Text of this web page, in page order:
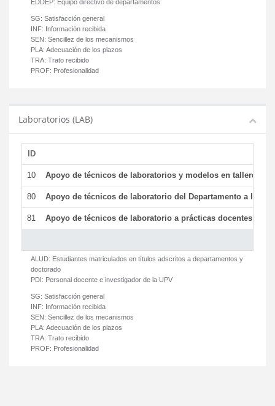
EDDEP: Equipo directivo de departamentos
SG: Satisfacción general
INF: Información recibida
SEN: Sencillez de los mecanismos
PLA: Adecuación de los plazos
TRA: Trato recibido
PROF: Profesionalidad
Laboratorios (LAB)
ID
10 Apoyo de técnicos de laboratorios y modelos en talleres/
80 Apoyo de técnicos de laboratorio del Departamento a la
81 Apoyo de técnicos de laboratorio a prácticas docentes y
ALUD: Estudiantes matriculados en títulos adscritos a departamentos y
doctorado
PDI: Personal docente e investigador de la UPV
SG: Satisfacción general
INF: Información recibida
SEN: Sencillez de los mecanismos
PLA: Adecuación de los plazos
TRA: Trato recibido
PROF: Profesionalidad